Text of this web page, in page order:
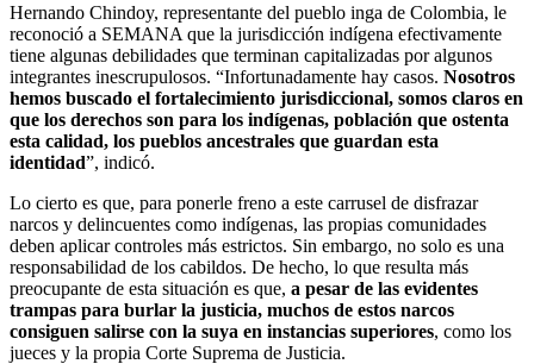
Hernando Chindoy, representante del pueblo inga de Colombia, le
reconoció a SEMANA que la jurisdicción indígena efectivamente
tiene algunas debilidades que terminan capitalizadas por algunos
integrantes inescrupulosos. “Infortunadamente hay casos. Nosotros
hemos buscado el fortalecimiento jurisdiccional, somos claros en
que los derechos son para los indígenas, población que ostenta
esta calidad, los pueblos ancestrales que guardan esta
identidad”, indicó.
Lo cierto es que, para ponerle freno a este carrusel de disfrazar
narcos y delincuentes como indígenas, las propias comunidades
deben aplicar controles más estrictos. Sin embargo, no solo es una
responsabilidad de los cabildos. De hecho, lo que resulta más
preocupante de esta situación es que, a pesar de las evidentes
trampas para burlar la justicia, muchos de estos narcos
consiguen salirse con la suya en instancias superiores, como los
jueces y la propia Corte Suprema de Justicia.